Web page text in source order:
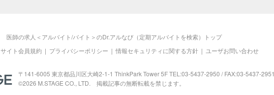
医師の求人＜アルバイト/バイト＞のDr.アルなび（定期アルバイトを検索）トップ
サイト会員規約 | プライバシーポリシー | 情報セキュリティに関する方針 | ユーザお問い合わせ
M.STAGE
〒141-6005 東京都品川区大崎2-1-1 ThinkPark Tower 5F TEL:03-5437-2950 / FAX:03-5437-2951
©2026 M.STAGE CO., LTD. 掲載記事の無断転載を禁じます。